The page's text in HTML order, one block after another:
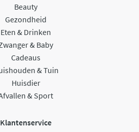
Beauty
Gezondheid
Eten & Drinken
& Baby
Cadeaus
& Tuin
Huisdier
& Sport
Klantenservice